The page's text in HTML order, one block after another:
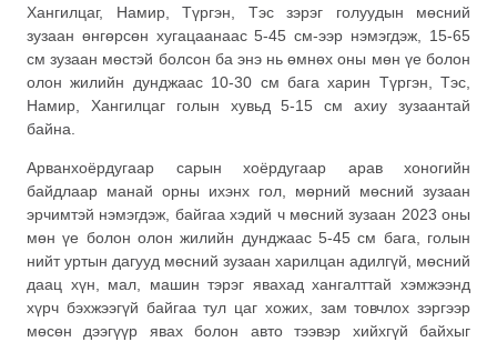
Хангилцаг, Намир, Түргэн, Тэс зэрэг голуудын мөсний
зузаан өнгөрсөн хугацаанаас 5-45 см-ээр нэмэгдэж, 15-65
см зузаан мөстэй болсон ба энэ нь өмнөх оны мөн үе болон
олон жилийн дунджаас 10-30 см бага харин Түргэн, Тэс,
Намир, Хангилцаг голын хувьд 5-15 см ахиу зузаантай
байна.
Арванхоёрдугаар сарын хоёрдугаар арав хоногийн
байдлаар манай орны ихэнх гол, мөрний мөсний зузаан
эрчимтэй нэмэгдэж, байгаа хэдий ч мөсний зузаан 2023 оны
мөн үе болон олон жилийн дунджаас 5-45 см бага, голын
нийт уртын дагууд мөсний зузаан харилцан адилгүй, мөсний
даац хүн, мал, машин тэрэг явахад хангалттай хэмжээнд
хүрч бэхжээгүй байгаа тул цаг хожих, зам товчлох зэргээр
мөсөн дээгүүр явах болон авто тээвэр хийхгүй байхыг